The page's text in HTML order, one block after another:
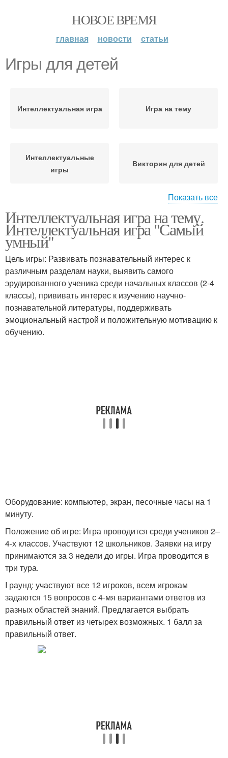
НОВОЕ ВРЕМЯ
главная новости статьи
Игры для детей
Интеллектуальная игра Игра на тему
Интеллектуальные
игры
Викторин для детей
Игры на запоминание Задания для детей
Мир для детей Конкурсы для детей
Показать все
Интеллектуальная игра на тему.
Интеллектуальная игра "Самый
умный"
Цель игры: Развивать познавательный интерес к
различным разделам науки, выявить самого
эрудированного ученика среди начальных классов (2-4
классы), прививать интерес к изучению научно-
познавательной литературы, поддерживать
эмоциональный настрой и положительную мотивацию к
обучению.
Оборудование: компьютер, экран, песочные часы на 1
минуту.
Положение об игре: Игра проводится среди учеников 2–
4-х классов. Участвуют 12 школьников. Заявки на игру
принимаются за 3 недели до игры. Игра проводится в
три тура.
I раунд: участвуют все 12 игроков, всем игрокам
задаются 15 вопросов с 4-мя вариантами ответов из
разных областей знаний. Предлагается выбрать
правильный ответ из четырех возможных. 1 балл за
правильный ответ.